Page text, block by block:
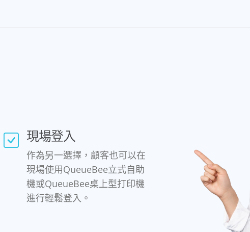
現場登入
作為另一選擇，顧客也可以在
現場使用QueueBee立式自助
機或QueueBee桌上型打印機
進行輕鬆登入。